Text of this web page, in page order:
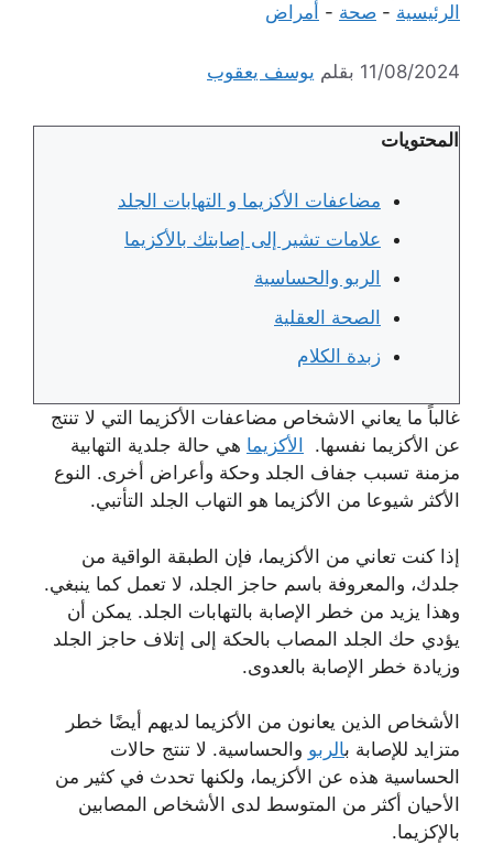
الرئيسية - صحة - أمراض
11/08/2024 بقلم يوسف يعقوب
المحتويات
مضاعفات الأكزيما و التهابات الجلد
علامات تشير إلى إصابتك بالأكزيما
الربو والحساسية
الصحة العقلية
زبدة الكلام
غالباً ما يعاني الاشخاص مضاعفات الأكزيما التي لا تنتج
عن الأكزيما نفسها.
الأكزيما هي حالة جلدية التهابية
مزمنة تسبب جفاف الجلد وحكة وأعراض أخرى. النوع
الأكثر شيوعا من الأكزيما هو التهاب الجلد التأتبي.
إذا كنت تعاني من الأكزيما، فإن الطبقة الواقية من
جلدك، والمعروفة باسم حاجز الجلد، لا تعمل كما ينبغي.
وهذا يزيد من خطر الإصابة بالتهابات الجلد. يمكن أن
يؤدي حك الجلد المصاب بالحكة إلى إتلاف حاجز الجلد
وزيادة خطر الإصابة بالعدوى.
الأشخاص الذين يعانون من الأكزيما لديهم أيضًا خطر
متزايد للإصابة بالربو والحساسية. لا تنتج حالات
الحساسية هذه عن الأكزيما، ولكنها تحدث في كثير من
الأحيان أكثر من المتوسط ​​لدى الأشخاص المصابين
بالإكزيما.